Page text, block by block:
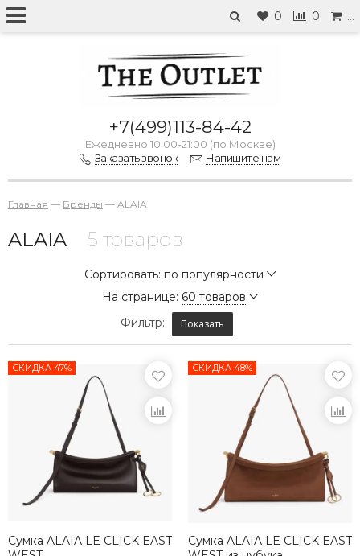
0 0 …
+7(499)113-84-42
Ежедневно 10:00-21:00 (по Москве)
Заказать звонок
Напишите нам
Главная — Бренды — ALAIA
ALAIA 5 товаров
Сортировать: по популярности
На странице: 60 товаров
Фильтр:
Показать
СКИДКА 47%
Сумка ALAIA LE CLICK EAST
СКИДКА 48%
Сумка ALAIA LE CLICK EAST